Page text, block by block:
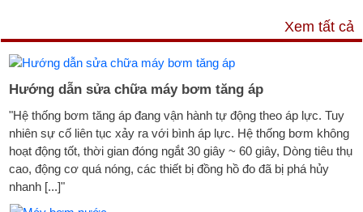
Xem tất cả
Hướng dẫn sửa chữa máy bơm tăng áp
"Hệ thống bơm tăng áp đang vận hành tự động theo áp lực. Tuy
nhiên sự cố liên tục xảy ra với bình áp lực. Hệ thống bơm không
hoạt động tốt, thời gian đóng ngắt 30 giây ~ 60 giây, Dòng tiêu thụ
cao, động cơ quá nóng, các thiết bị đồng hồ đo đã bị phá hủy
nhanh [...]"